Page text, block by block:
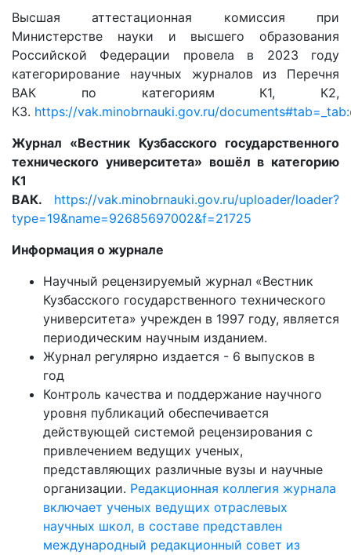
Высшая аттестационная комиссия при
Министерстве науки и высшего образования
Российской Федерации провела в 2023 году
категорирование научных журналов из Перечня
ВАК по категориям К1, К2,
К3. https://vak.minobrnauki.gov.ru/
Журнал «Вестник Кузбасского государственного
технического университета» вошёл в категорию
К1
ВАК.
https://vak.minobrnauki.gov.ru/uploader/loader?
type=19&name=92685697002&f=21725
Информация о журнале
Научный рецензируемый журнал «Вестник
Кузбасского государственного технического
университета» учрежден в 1997 году, является
периодическим научным изданием.
Журнал регулярно издается - 6 выпусков в
год
Контроль качества и поддержание научного
уровня публикаций обеспечивается
действующей системой рецензирования с
привлечением ведущих ученых,
представляющих различные вузы и научные
организации. Редакционная коллегия журнала
включает ученых ведущих отраслевых
научных школ, в составе представлен
международный редакционный совет из